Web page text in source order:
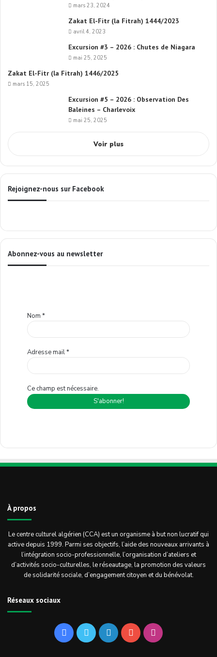
mars 23, 2024
Zakat El-Fitr (la Fitrah) 1444/2023
avril 4, 2023
Excursion #3 – 2026 : Chutes de Niagara
mai 25, 2025
Zakat El-Fitr (la Fitrah) 1446/2025
mars 15, 2025
Excursion #5 – 2026 : Observation Des
Baleines – Charlevoix
mai 25, 2025
Voir plus
Rejoignez-nous sur Facebook
Abonnez-vous au newsletter
Nom *
Adresse mail*
Ce champ est nécessaire.
À propos
Le centre culturel algérien (CCA) est un organisme à but non lucratif qui
active depuis 1999. Parmi ses objectifs, l’aide des nouveaux arrivants à
l’intégration socio-professionnelle, l’organisation d’ateliers et
d’activités socio-culturelles, le réseautage, la promotion des valeurs
de solidarité sociale, d’engagement citoyen et du bénévolat.
Réseaux sociaux
FacebookTwitterLinkedinYouTubeInstagram